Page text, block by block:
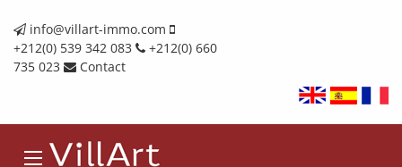
info@villart-immo.com
+212(0) 539 342 083
+212(0) 660
735 023
Contact